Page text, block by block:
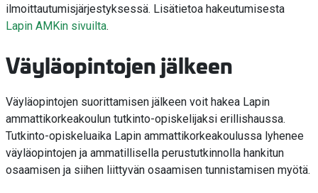
ilmoittautumisjärjestyksessä. Lisätietoa hakeutumisesta
Lapin AMKin sivuilta.
Väyläopintojen jälkeen
Väyläopintojen suorittamisen jälkeen voit hakea Lapin
ammattikorkeakoulun tutkinto-opiskelijaksi erillishaussa.
Tutkinto-opiskeluaika Lapin ammattikorkeakoulussa lyhenee
väyläopintojen ja ammatillisella perustutkinnolla hankitun
osaamisen ja siihen liittyvän osaamisen tunnistamisen myötä.